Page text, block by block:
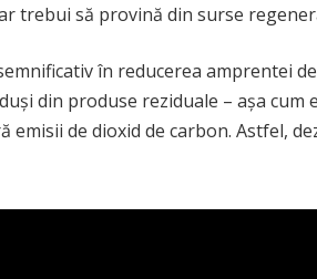
trebui să provină din surse
în reducerea amprentei
din produse reziduale – așa cum
de dioxid de carbon. Astfel,